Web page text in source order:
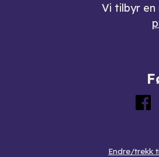
Vi tilbyr en
Endre/trekk